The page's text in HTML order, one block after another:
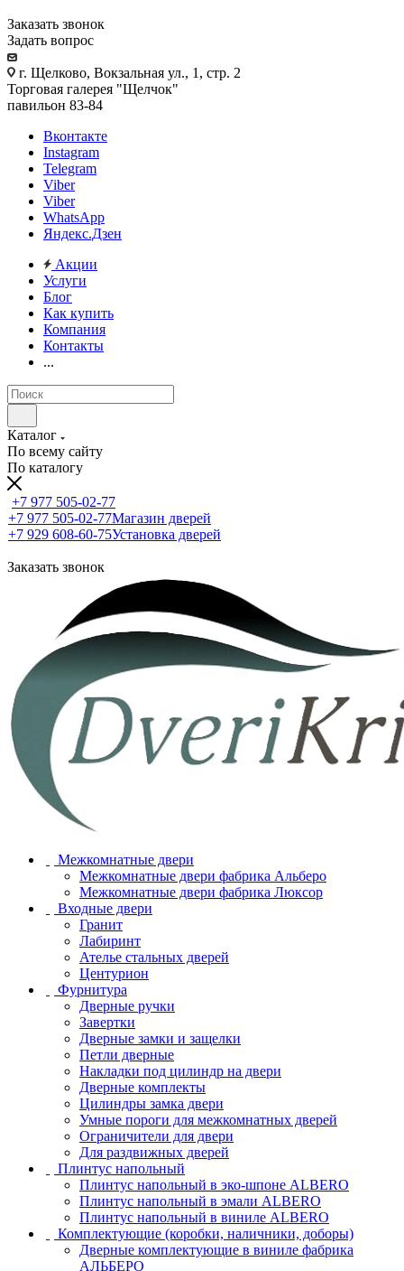
Заказать звонок
Задать вопрос
г. Щелково, Вокзальная ул., 1, стр. 2
Торговая галерея "Щелчок"
павильон 83-84
Вконтакте
Instagram
Telegram
Viber
Viber
WhatsApp
Яндекс.Дзен
Акции
Услуги
Блог
Как купить
Компания
Контакты
...
Каталог
По всему сайту
По каталогу
+7 977 505-02-77
+7 977 505-02-77Магазин дверей
+7 929 608-60-75Установка дверей
Заказать звонок
Межкомнатные двери
Межкомнатные двери фабрика Альберо
Межкомнатные двери фабрика Люксор
Входные двери
Гранит
Лабиринт
Ателье стальных дверей
Центурион
Фурнитура
Дверные ручки
Завертки
Дверные замки и защелки
Петли дверные
Накладки под цилиндр на двери
Дверные комплекты
Цилиндры замка двери
Умные пороги для межкомнатных дверей
Ограничители для двери
Для раздвижных дверей
Плинтус напольный
Плинтус напольный в эко-шпоне ALBERO
Плинтус напольный в эмали ALBERO
Плинтус напольный в виниле ALBERO
Комплектующие (коробки, наличники, доборы)
Дверные комплектующие в виниле фабрика
АЛЬБЕРО